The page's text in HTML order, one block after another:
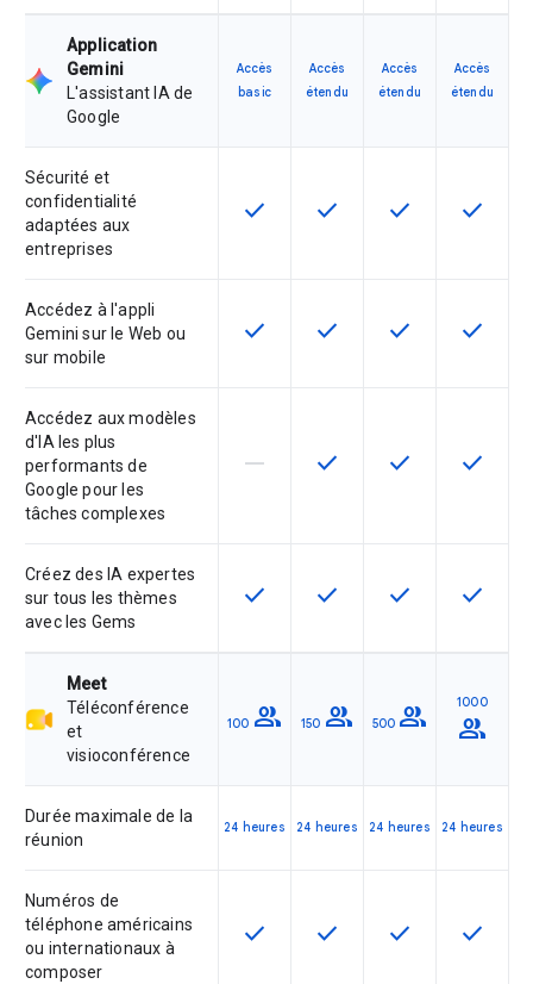
Application
Gemini
L'assistant IA de
Google
Accès
basic
Accès
étendu
Accès
étendu
Accès
étendu
Sécurité et
confidentialité
adaptées aux
entreprises
Cette fonctionnalité est disponible
check Cette fonctionnalité est
check Cette
check Cette
check
Accédez à l'appli
Gemini sur le Web ou
sur mobile
Cette fonctionnalité est disponible
check Cette fonctionnalité est
check Cette
check Cette
check
Accédez aux modèles
d'IA les plus
performants de
Google pour les
tâches complexes
Cette fonctionnalité n'est pas
horizontal_rule Cette fonctionnalité est
check Cette
check Cette
check
Créez des IA expertes
sur tous les thèmes
avec les Gems
Cette fonctionnalité est disponible
check Cette fonctionnalité est
check Cette
check Cette
check
Meet
Téléconférence
et
visioconférence
100 group 150 group 500 group 1000
group
Durée maximale de la
réunion
24 heures 24 heures 24 heures 24 heures
Numéros de
téléphone américains
ou internationaux à
composer
Cette fonctionnalité est disponible
check Cette fonctionnalité est
check Cette
check Cette
check